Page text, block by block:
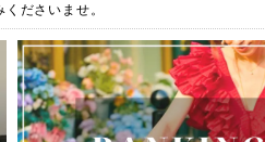
ださいませ。